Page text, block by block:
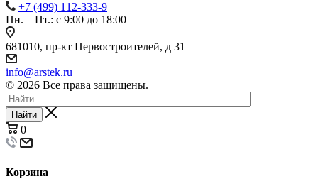
+7 (499) 112-333-9
Пн. – Пт.: с 9:00 до 18:00
681010, пр-кт Первостроителей, д 31
info@arstek.ru
© 2026 Все права защищены.
Найти
0
Корзина